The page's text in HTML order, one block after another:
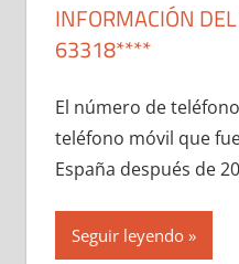
INFORMACIÓN
63318****
El número dе
teléfono móvil quе
España después dе
Seguir leyendo